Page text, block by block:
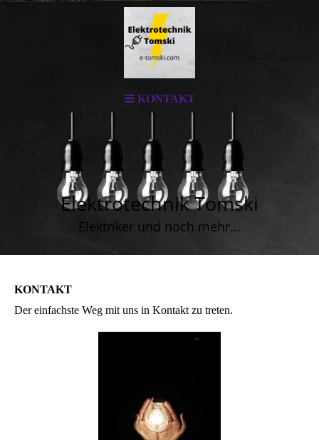
KONTAKT
Elektrotechnik Tomski
Elektriker und noch mehr...
KONTAKT
Der einfachste Weg mit uns in Kontakt zu treten.